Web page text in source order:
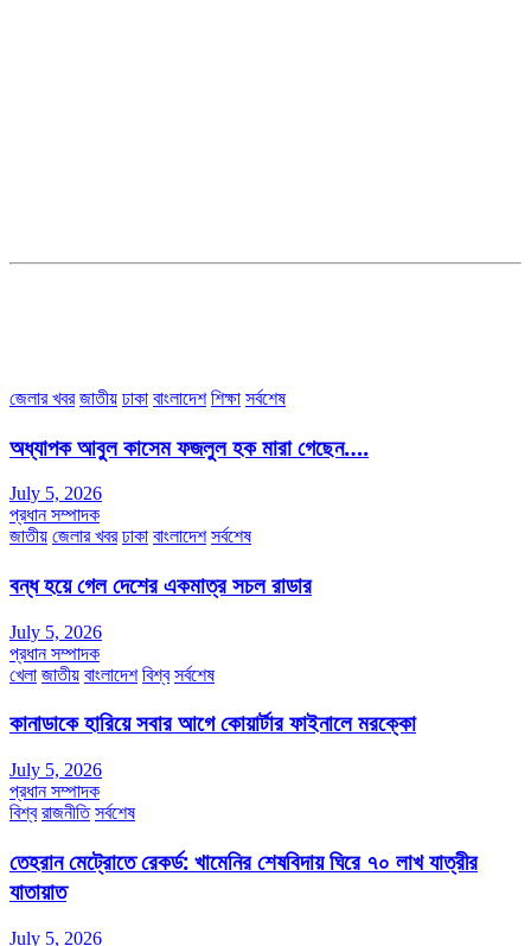
জেলার খবর জাতীয় ঢাকা বাংলাদেশ শিক্ষা সর্বশেষ
অধ্যাপক আবুল কাসেম ফজলুল হক মারা গেছেন….
July 5, 2026
প্রধান সম্পাদক
জাতীয় জেলার খবর ঢাকা বাংলাদেশ সর্বশেষ
বন্ধ হয়ে গেল দেশের একমাত্র সচল রাডার
July 5, 2026
প্রধান সম্পাদক
খেলা জাতীয় বাংলাদেশ বিশ্ব সর্বশেষ
কানাডাকে হারিয়ে সবার আগে কোয়ার্টার ফাইনালে মরক্কো
July 5, 2026
প্রধান সম্পাদক
বিশ্ব রাজনীতি সর্বশেষ
তেহরান মেট্রোতে রেকর্ড: খামেনির শেষবিদায় ঘিরে ৭০ লাখ যাত্রীর
যাতায়াত
July 5, 2026